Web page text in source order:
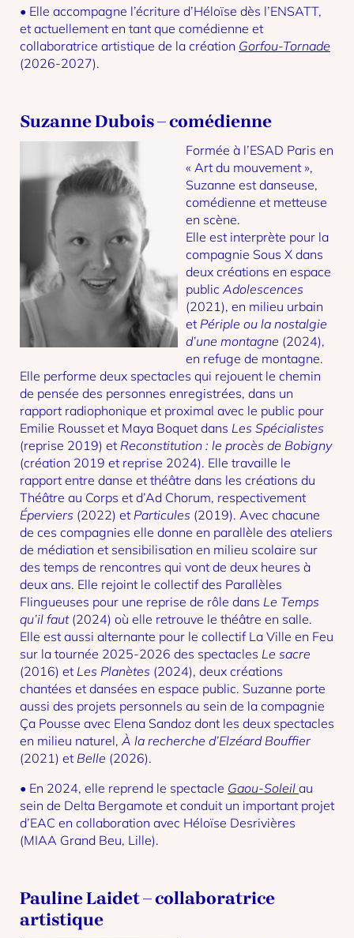
• Elle accompagne l’écriture d’Héloïse dès l’ENSATT,
et actuellement en tant que comédienne et
collaboratrice artistique de la création Gorfou-Tornade
(2026-2027).
Suzanne Dubois – comédienne
Formée à l’ESAD Paris en
« Art du mouvement »,
Suzanne est danseuse,
comédienne et metteuse
en scène.
Elle est interprète pour la
compagnie Sous X dans
deux créations en espace
public Adolescences
(2021), en milieu urbain
et Périple ou la nostalgie
d’une montagne (2024),
en refuge de montagne.
Elle performe deux spectacles qui rejouent le chemin
de pensée des personnes enregistrées, dans un
rapport radiophonique et proximal avec le public pour
Emilie Rousset et Maya Boquet dans Les Spécialistes
(reprise 2019) et Reconstitution : le procès de Bobigny
(création 2019 et reprise 2024). Elle travaille le
rapport entre danse et théâtre dans les créations du
Théâtre au Corps et d’Ad Chorum, respectivement
Éperviers (2022) et Particules (2019). Avec chacune
de ces compagnies elle donne en parallèle des ateliers
de médiation et sensibilisation en milieu scolaire sur
des temps de rencontres qui vont de deux heures à
deux ans. Elle rejoint le collectif des Parallèles
Flingueuses pour une reprise de rôle dans Le Temps
qu’il faut(2024) où elle retrouve le théâtre en salle.
Elle est aussi alternante pour le collectif La Ville en Feu
sur la tournée 2025-2026 des spectacles Le sacre
(2016) et Les Planètes (2024), deux créations
chantées et dansées en espace public. Suzanne porte
aussi des projets personnels au sein de la compagnie
Ça Pousse avec Elena Sandoz dont les deux spectacles
en milieu naturel, À la recherche d’Elzéard Bouffier
(2021) et Belle (2026).
• En 2024, elle reprend le spectacle Gaou-Soleil au
sein de Delta Bergamote et conduit un important projet
d’EAC en collaboration avec Héloïse Desrivières
(MIAA Grand Beu, Lille).
Pauline Laidet – collaboratrice
artistique